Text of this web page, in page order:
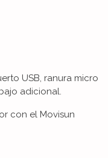
USB, ranura micro
adicional.
con el Movisun